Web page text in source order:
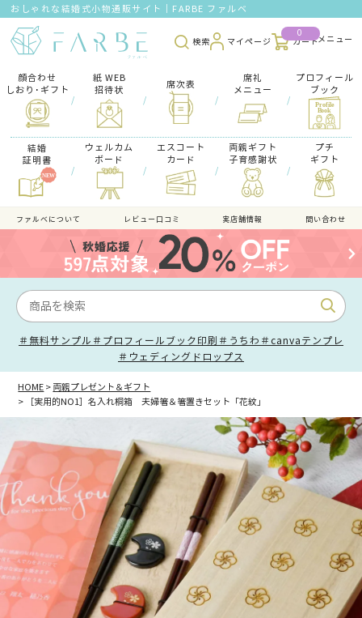
おしゃれな結婚式小物通販サイト｜FARBE ファルベ
検索 マイページ
0
カート
顔合わせ
しおり･ギフト
/
紙 WEB
招待状
/
席次表
/
席礼
メニュー
/
プロフィール
ブック
結婚
証明書
/
ウェルカム
ボード
/
エスコート
カード
/
両親ギフト
子育感謝状
/
プチ
ギフト
ファルべについて レビュー口コミ 実店舗情報 問い合わせ
＃無料サンプル ＃プロフィールブック印刷 ＃うちわ ＃canvaテンプレ
＃ウェディングドロップス
HOME
両親プレゼント＆ギフト
［実用的NO1］名入れ桐箱 夫婦箸＆箸置きセット「花紋」